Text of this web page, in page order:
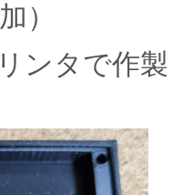
）
ンタで作